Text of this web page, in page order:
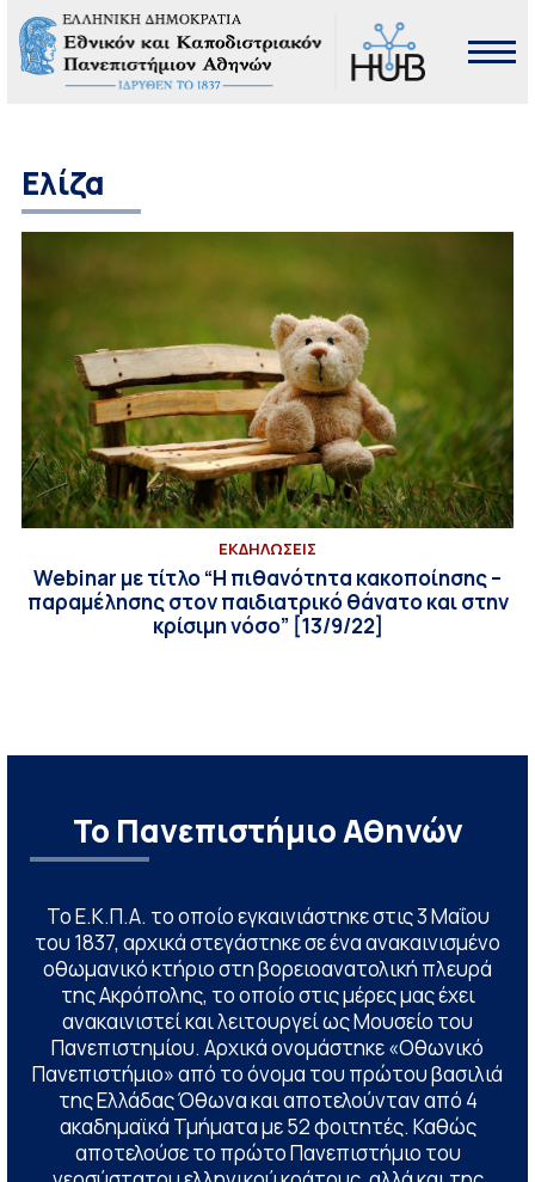
Ελίζα
ΕΚΔΗΛΩΣΕΙΣ
Webinar με τίτλο “Η πιθανότητα κακοποίησης –
παραμέλησης στον παιδιατρικό θάνατο και στην
κρίσιμη νόσο” [13/9/22]
Το Πανεπιστήμιο Αθηνών
Το Ε.Κ.Π.Α. το οποίο εγκαινιάστηκε στις 3 Μαΐου
του 1837, αρχικά στεγάστηκε σε ένα ανακαινισμένο
οθωμανικό κτήριο στη βορειοανατολική πλευρά
της Ακρόπολης, το οποίο στις μέρες μας έχει
ανακαινιστεί και λειτουργεί ως Μουσείο του
Πανεπιστημίου. Αρχικά ονομάστηκε «Οθωνικό
Πανεπιστήμιο» από το όνομα του πρώτου βασιλιά
της Ελλάδας Όθωνα και αποτελούνταν από 4
ακαδημαϊκά Τμήματα με 52 φοιτητές. Καθώς
αποτελούσε το πρώτο Πανεπιστήμιο του